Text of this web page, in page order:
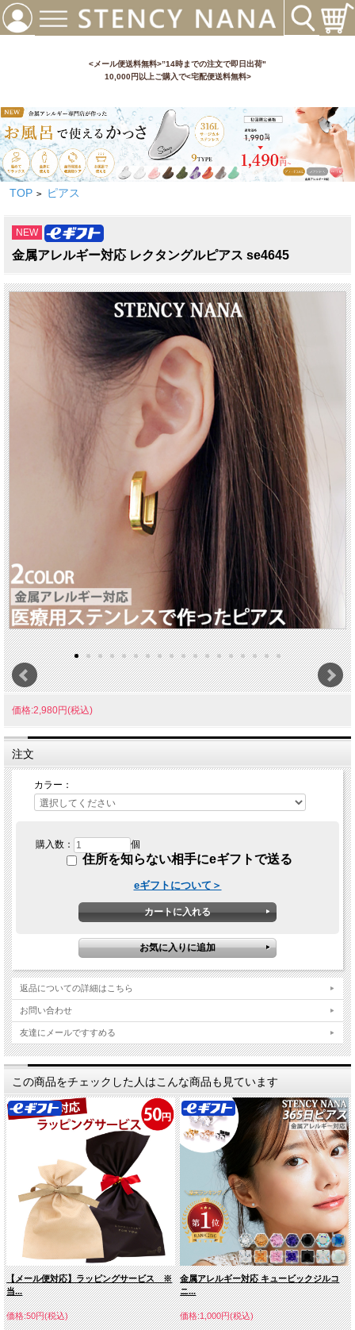
<メール便送料無料>”14時までの注文で即日出荷"
10,000円以上ご購入で<宅配便送料無料>
TOP > ピアス
NEW
金属アレルギー対応 レクタングルピアス se4645
価格:2,980円(税込)
注文
カラー：
購入数： 個
住所を知らない相手にeギフトで送る
eギフトについて＞
返品についての詳細はこちら
お問い合わせ
友達にメールですすめる
この商品をチェックした人はこんな商品も見ています
【メール便対応】ラッピングサービス ※
当...
価格:50円(税込)
金属アレルギー対応 キュービックジルコ
ニ...
価格:1,000円(税込)